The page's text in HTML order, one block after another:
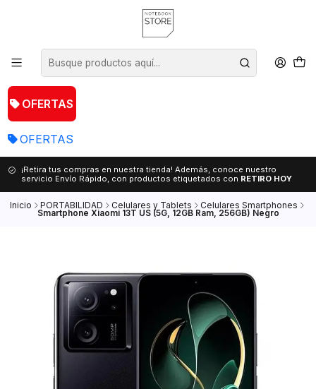
OFERTAS
OFERTAS
¡Retira tus compras en nuestra tienda! Además, conoce nuestro
servicio Envío Rápido, con productos etiquetados con RETIRO HOY
Inicio PORTABILIDAD Celulares y Tablets Celulares Smartphones
Smartphone Xiaomi 13T US (5G, 12GB Ram, 256GB) Negro